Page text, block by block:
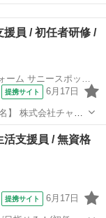
資格取得が目指せ
施設名】
員 / 初任者研修 /
提携サイト 6月17日
支援員 / 無資格
提携サイト 6月17日